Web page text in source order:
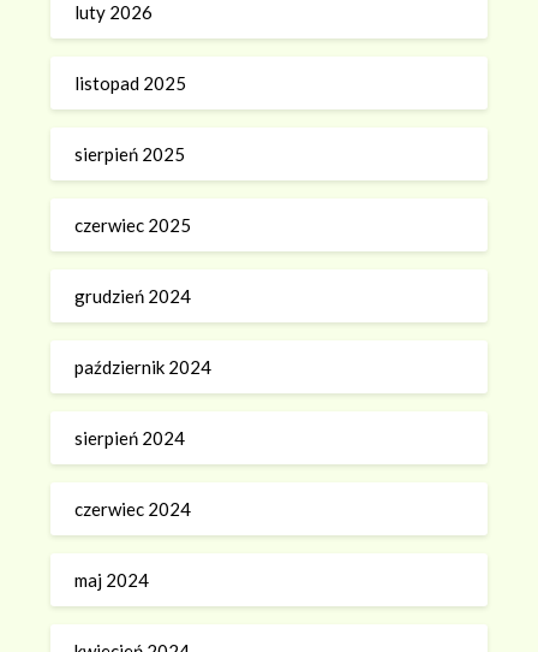
luty 2026
listopad 2025
sierpień 2025
czerwiec 2025
grudzień 2024
październik 2024
sierpień 2024
czerwiec 2024
maj 2024